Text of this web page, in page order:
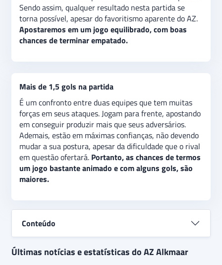
gols, indicando uma aposta de “acima de 1,5 gols” no
jogo.
Sendo assim, qualquer resultado nesta partida se
torna possível, apesar do favoritismo aparente do AZ.
Apostaremos em um jogo equilibrado, com boas
chances de terminar empatado.
Mais de 1,5 gols na partida
É um confronto entre duas equipes que tem muitas
forças em seus ataques. Jogam para frente, apostando
em conseguir produzir mais que seus adversários.
Ademais, estão em máximas confianças, não devendo
mudar a sua postura, apesar da dificuldade que o rival
em questão ofertará. Portanto, as chances de termos
um jogo bastante animado e com alguns gols, são
maiores.
Conteúdo
Últimas notícias e estatísticas do AZ Alkmaar